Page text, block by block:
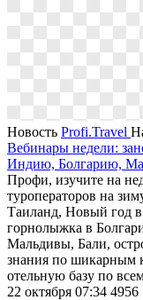
Новость Profi.Travel
Вебинары недели:
Индию, Болгарию,
Профи, изучите на
туроператоров на
Таиланд, Новый год
горнолыжка в
Мальдивы, Бали,
знания по шикарным
отельную базу по
22 октября 07:34 4956